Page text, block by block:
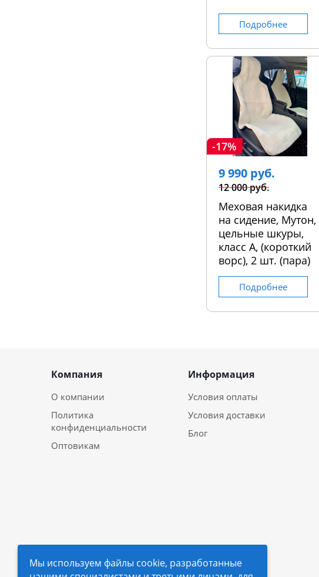
Подробнее
-17%
9 990 руб.
12 000 руб.
Меховая накидка
на сидение, Мутон,
цельные шкуры,
класс А, (короткий
ворс), 2 шт. (пара)
Подробнее
Компания
О компании
Политика
конфиденциальности
Оптовикам
Информация
Условия оплаты
Условия доставки
Блог
Мы используем файлы cookie, разработанные